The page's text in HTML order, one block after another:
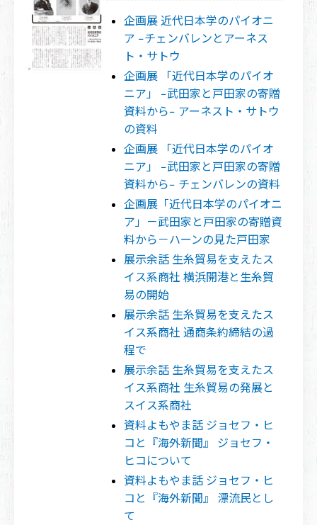
企画展 近代日本学のパイオニ
ア −チェンバレンとアーネス
ト・サトウ
企画展 「近代日本学のパイオ
ニア」 −武田家と戸田家の寄贈
資料から− アーネスト・サトウ
の資料
企画展 「近代日本学のパイオ
ニア」 −武田家と戸田家の寄贈
資料から− チェンバレンの資料
企画展「近代日本学のパイオニ
ア」－武田家と戸田家の寄贈資
料から－ハーンの見た戸田家
展示余話 生糸貿易を支えたス
イス系商社 横浜開港と生糸貿
易の開始
展示余話 生糸貿易を支えたス
イス系商社 通商条約締結の過
程で
展示余話 生糸貿易を支えたス
イス系商社 生糸貿易の発展と
スイス系商社
資料よもやま話 ジョセフ・ヒ
コと『海外新聞』 ジョセフ・
ヒコについて
資料よもやま話 ジョセフ・ヒ
コと『海外新聞』 漂流民とし
て